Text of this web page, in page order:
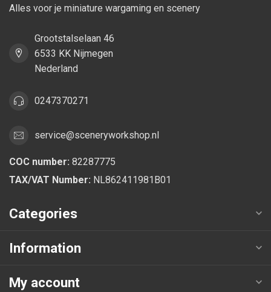
Alles voor je miniature wargaming en scenery
Grootstalselaan 46
6533 KK Nijmegen
Nederland
0247370271
service@sceneryworkshop.nl
COC number: 82287775
TAX/VAT Number: NL862411981B01
Categories
Information
My account